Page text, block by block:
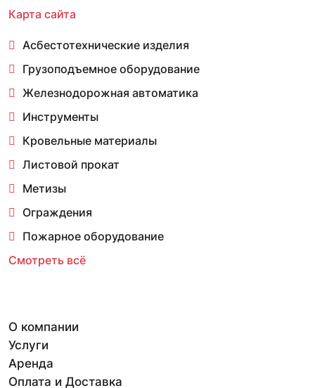
Карта сайта
Асбестотехнические изделия
Грузоподъемное оборудование
Железнодорожная автоматика
Инструменты
Кровельные материалы
Листовой прокат
Метизы
Ограждения
Пожарное оборудование
Смотреть всё
О компании
Услуги
Аренда
Оплата и Доставка